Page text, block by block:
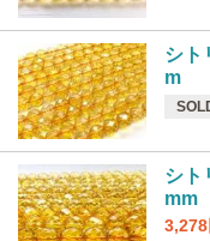
シト
m
シト